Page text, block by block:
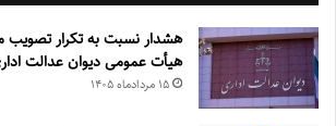
هشدار نسبت به تکرار تصویب
هیأت عمومی دیوان عدالت
۱۵ مرداد‌ماه ۱۴۰۵